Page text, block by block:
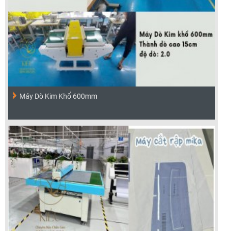
Máy Dò Kim Khổ 600mm